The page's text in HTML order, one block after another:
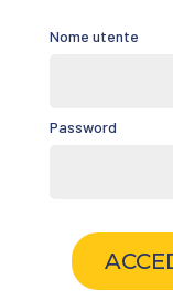
Nome utente
Password